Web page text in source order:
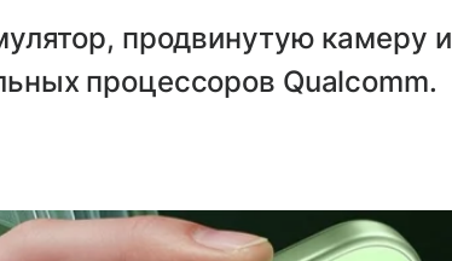
продвинутую камеру и
процессоров Qualcomm.